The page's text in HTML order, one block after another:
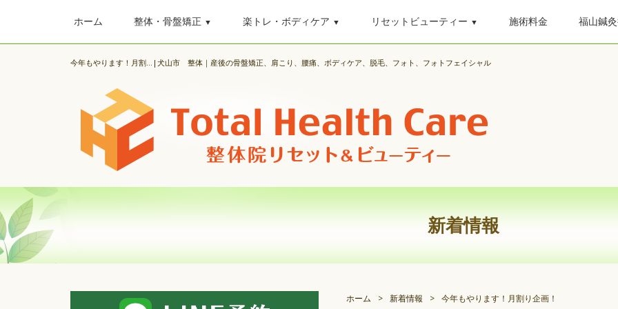
今年もやります！月割...|犬山市 整体｜産後の骨盤矯正、肩こり、腰痛、ボディケア、脱毛、フォト、フォトフェイシャル
ホーム 整体・骨盤矯正 ▼ 楽トレ・ボディケア ▼ リセットビューティー ▼ 施術料金 福山鍼
新着情報
ホーム > 新着情報 > 今年もやります！月割り企画！